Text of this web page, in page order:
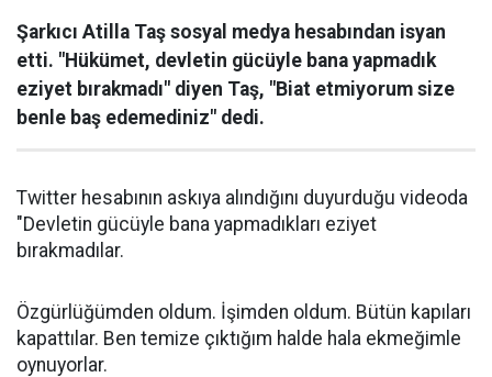
Şarkıcı Atilla Taş sosyal medya hesabından isyan
etti. "Hükümet, devletin gücüyle bana yapmadık
eziyet bırakmadı" diyen Taş, "Biat etmiyorum size
benle baş edemediniz" dedi.
Twitter hesabının askıya alındığını duyurduğu videoda
"Devletin gücüyle bana yapmadıkları eziyet
bırakmadılar.
Özgürlüğümden oldum. İşimden oldum. Bütün kapıları
kapattılar. Ben temize çıktığım halde hala ekmeğimle
oynuyorlar.